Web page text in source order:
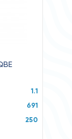
1.1
691
250